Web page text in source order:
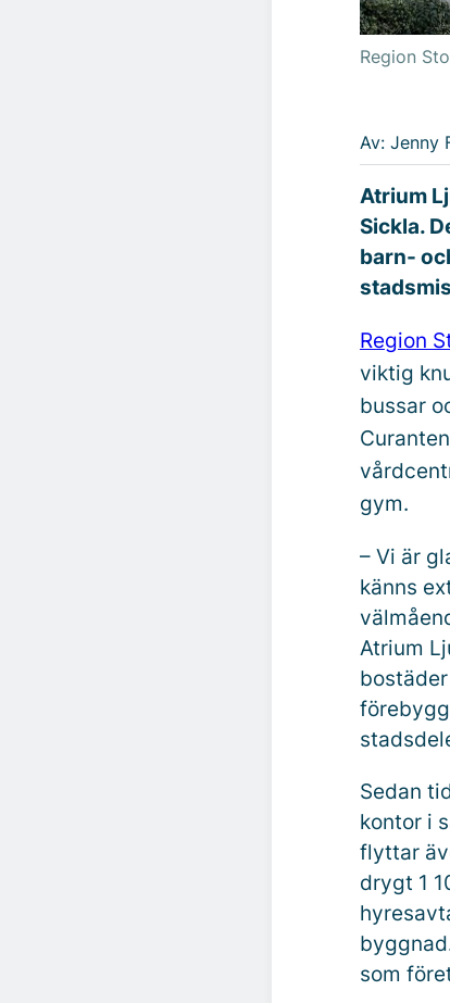
Region
Av: Jenny
Atrium
Sickla.
barn-
Region
viktig
bussar
gym.
– Vi är
känns
Atrium
Sedan
kontor i
flyttar
drygt 1
som